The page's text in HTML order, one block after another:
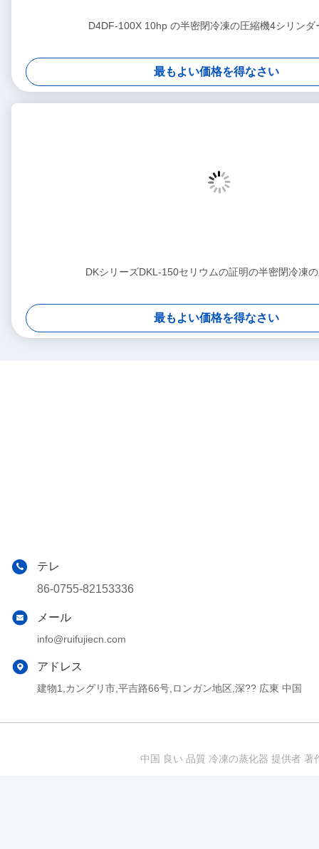
D4DF-100X 10hp の半密閉冷凍の圧縮機4シリンダ
最もよい価格を得なさい
DKシリーズDKL-150セリウムの証明の半密閉冷凍
最もよい価格を得なさい
テレ
86-0755-82153336
メール
info@ruifujiecn.com
アドレス
建物1,カングリ市,平吉路66号,ロンガン地区,深?? 広東 中国
中国 良い 品質 冷凍の蒸化器 提供者